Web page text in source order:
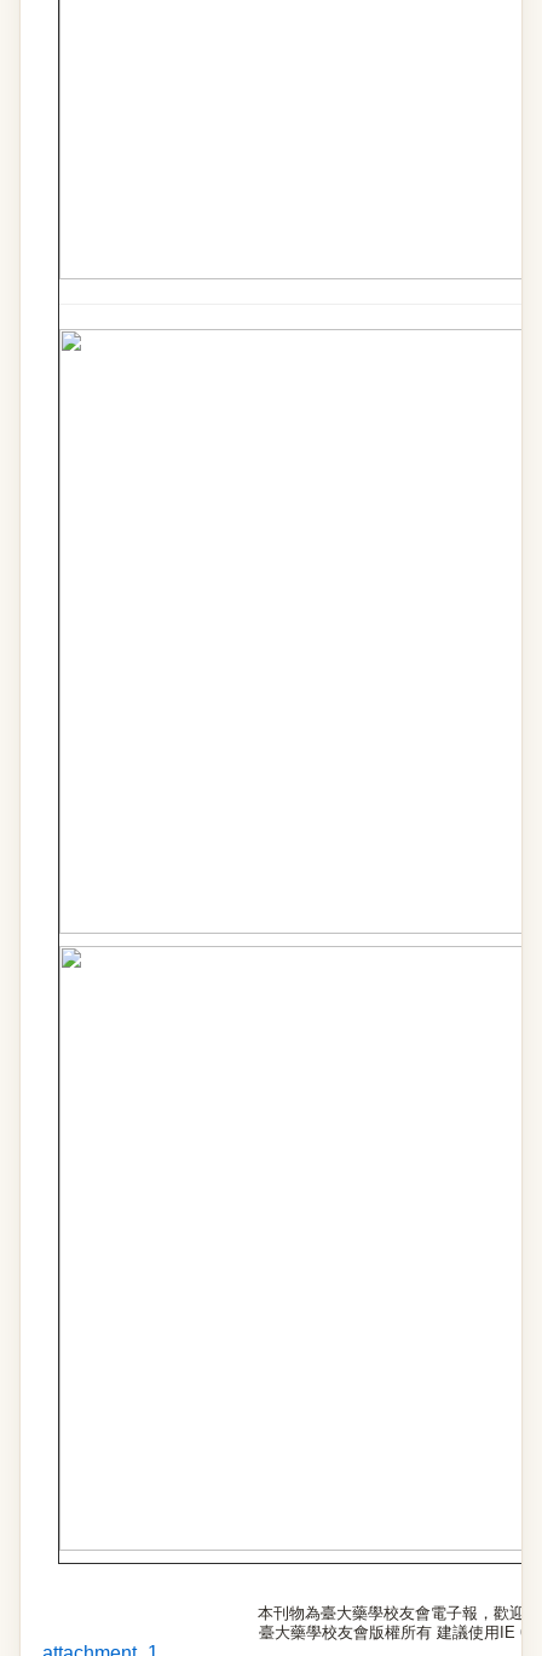
本刊物為臺大藥學校友會電子報，歡迎至
臺大藥學校友會版權所有 建議使用IE